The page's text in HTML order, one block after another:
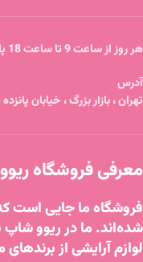
هر روز از ساعت 9 تا ساعت 18 پاسخگو شما عزیزان هستیم.
آدرس
تهران ، بازار بزرگ ، خیابان
معرفی فروشگاه
فروشگاه ما جایی است
شده‌اند. ما در ریوو شاپ
لوازم آرایشی از